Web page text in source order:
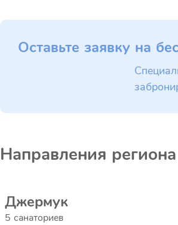
Оставьте заявку на
Направления региона
Джермук
5 санаториев